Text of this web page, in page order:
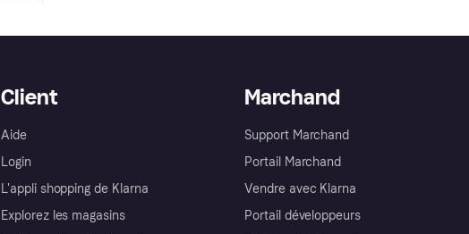
Client
Aide
Login
L'appli shopping de Klarna
Explorez les magasins
Marchand
Support Marchand
Portail Marchand
Vendre avec Klarna
Portail développeurs